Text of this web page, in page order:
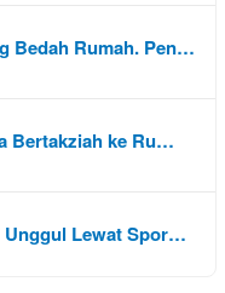
Bedah Rumah. Pen…
Bertakziah ke Ru…
Unggul Lewat Spor…